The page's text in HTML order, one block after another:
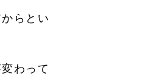
らとい
わって